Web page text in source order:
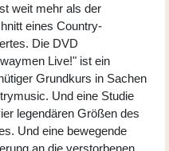
weit mehr als der
eines Country-
Die DVD
Live!" ist ein
Grundkurs in Sachen
Und eine Studie
legendären Größen des
Und eine bewegende
an die verstorbenen